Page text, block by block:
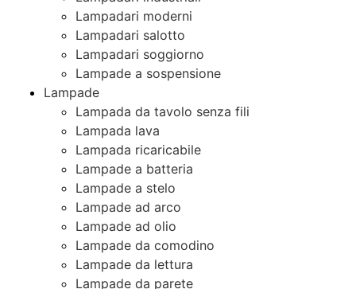
Lampadari moderni
Lampadari salotto
Lampadari soggiorno
Lampade a sospensione
Lampade
Lampada da tavolo senza fili
Lampada lava
Lampada ricaricabile
Lampade a batteria
Lampade a stelo
Lampade ad arco
Lampade ad olio
Lampade da comodino
Lampade da lettura
Lampade da parete